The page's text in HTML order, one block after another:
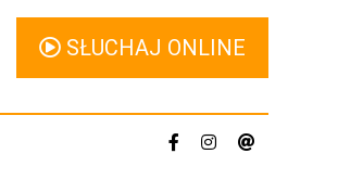
SŁUCHAJ ONLINE